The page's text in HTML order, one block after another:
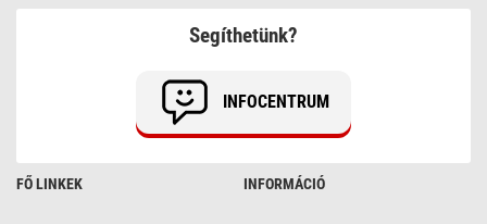
FŐ LINKEK INFORMÁCIÓ
Segíthetünk?
INFOCENTRUM